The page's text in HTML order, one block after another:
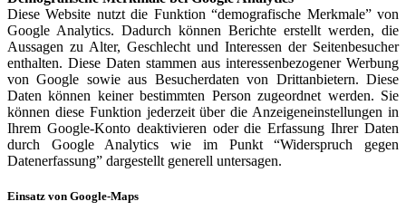
Diese Website nutzt die Funktion “demografische Merkmale” von
Google Analytics. Dadurch können Berichte erstellt werden, die
Aussagen zu Alter, Geschlecht und Interessen der Seitenbesucher
enthalten. Diese Daten stammen aus interessenbezogener Werbung
von Google sowie aus Besucherdaten von Drittanbietern. Diese
Daten können keiner bestimmten Person zugeordnet werden. Sie
können diese Funktion jederzeit über die Anzeigeneinstellungen in
Ihrem Google-Konto deaktivieren oder die Erfassung Ihrer Daten
durch Google Analytics wie im Punkt “Widerspruch gegen
Datenerfassung” dargestellt generell untersagen.
Einsatz von Google-Maps